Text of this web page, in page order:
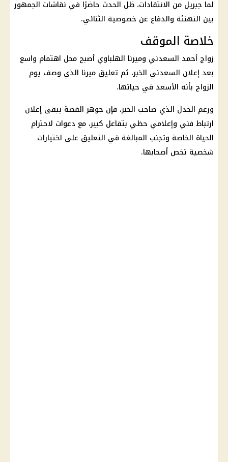
لما جبريل من الانتقادات، ظل الحدث حاضرًا في نقاشات الجمهور
بين التهنئة والدفاع عن خصوصية الثنائي.
خلاصة الموقف
زواج أحمد السعدني وميرنا الهلباوي أصبح محل اهتمام واسع
بعد إعلان السعدني الخبر، ثم تعليق ميرنا الذي وصف يوم
الزواج بأنه الأسعد في حياتها.
ورغم الجدل الذي صاحب الخبر، فإن جوهر القصة يبقى إعلان
ارتباط فني وإعلامي حظي بتفاعل كبير، مع دعوات لاحترام
الحياة الخاصة وتجنب المبالغة في التعليق على اختيارات
شخصية تخص أصحابها.